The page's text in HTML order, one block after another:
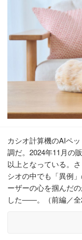
カシオ計算機のAIペ
調だ。2024年11月の
以上となっている。
シオの中でも「異例
ーザーの心を掴んだ
した――。（前編／